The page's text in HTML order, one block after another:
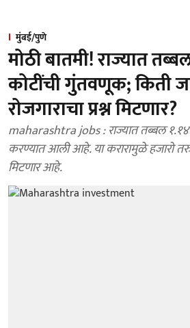
मुंबई/पुणे
मोठी बातमी! राज्यात
कोटींची गुंतवणूक; किती
रोजगाराचा प्रश्न मिटणार?
maharashtra jobs : राज्यात तब्बल
करण्यात आली आहे. या करारामुळे हजारो
मिटणार आहे.